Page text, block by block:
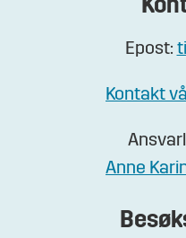
Epost:
Kontakt
Anne